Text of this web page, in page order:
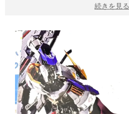
続きを見る